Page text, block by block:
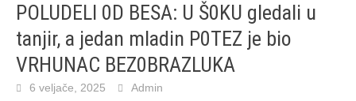
POLUDELI 0D BESA: U Š0KU gledali u
tanjir, a jedan mladin P0TEZ je bio
VRHUNAC BEZ0BRAZLUKA
6 veljače, 2025 Admin